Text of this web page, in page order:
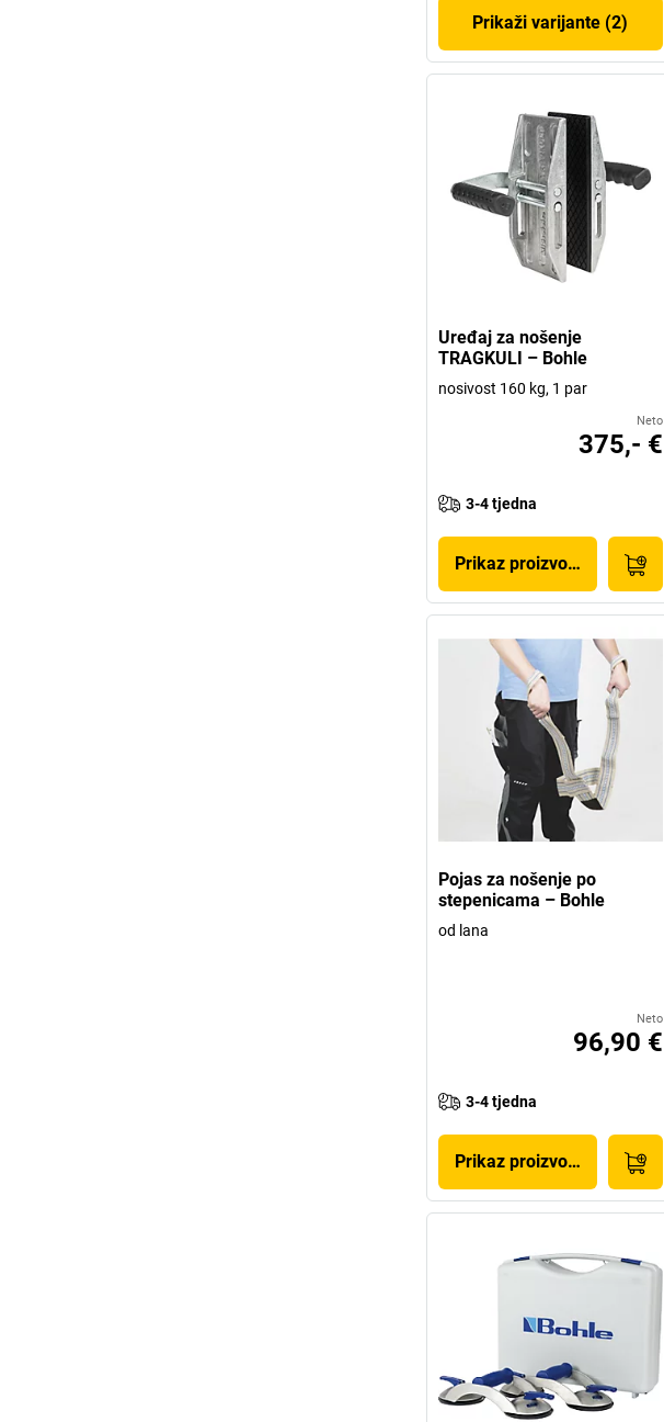
Prikaži varijante (2)
Uređaj za nošenje
TRAGKULI – Bohle
nosivost 160 kg, 1 par
Neto
375,- €
3-4 tjedna
Prikaz proizvoda
Pojas za nošenje po
stepenicama – Bohle
od lana
Neto
96,90 €
3-4 tjedna
Prikaz proizvoda